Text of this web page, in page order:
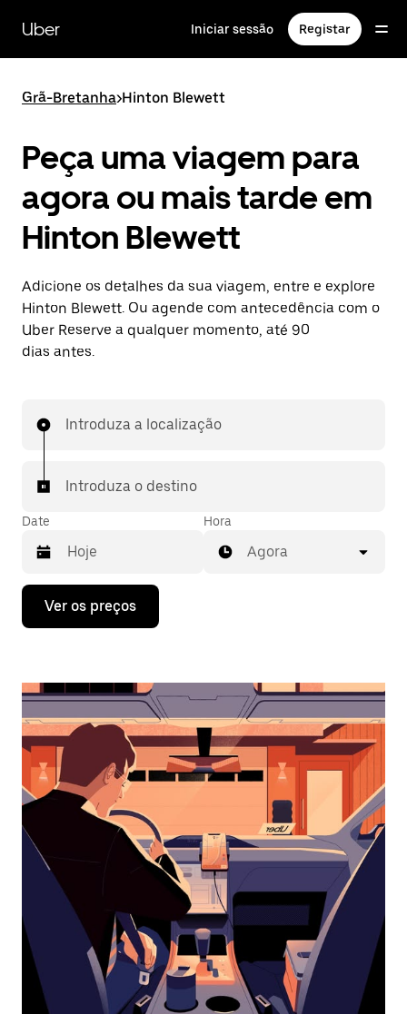
para
conteúdo
Uber Iniciar sessão Registar
Grã-Bretanha>Hinton Blewett
Peça uma viagem para
agora ou mais tarde em
Hinton Blewett
Adicione os detalhes da sua viagem, entre e explore
Hinton Blewett. Ou agende com antecedência com o
Uber Reserve a qualquer momento, até 90
dias antes.
Introduza a localização
Introduza o destino
Date
Prima
tecla
interagir
o
calendário
selecionar
uma
data.
Prima
o
botão
o
calendário.
Hora
Agora
Ver os preços